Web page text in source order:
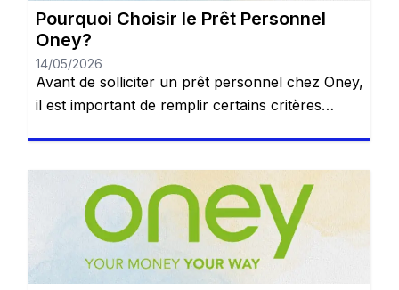
Pourquoi Choisir le Prêt Personnel
Oney?
14/05/2026
Avant de solliciter un prêt personnel chez Oney,
il est important de remplir certains critères
que vous pourrez respecter vos obligations de
remboursement. Premièrement, vous devez
être âgé de 18 ans ou plus et résider en France
métropolitaine ou dans les […]